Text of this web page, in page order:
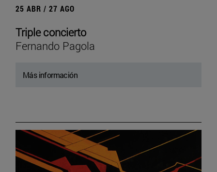
25 ABR / 27 AGO
Triple concierto
Fernando Pagola
Más información